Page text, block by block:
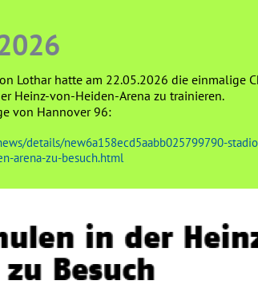
Lothar hatte am 22.05.2026 die einmalige
Heinz-von-Heiden-Arena zu trainieren.
von Hannover 96:
details/new6a158ecd5aabb025799790-
arena-zu-besuch.html